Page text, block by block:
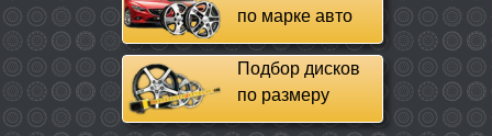
по марке авто
Подбор дисков
по размеру